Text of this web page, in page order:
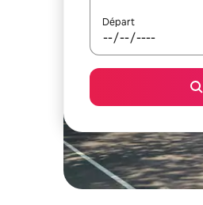
Départ